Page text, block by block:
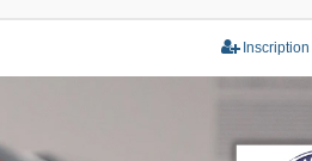
Inscription